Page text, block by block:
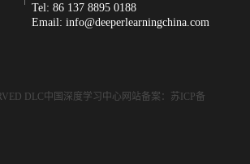
Tel: 86 137 8895 0188
Email: info@deeperlearningchina.com
DLC中国深度学习中心 网站备案：苏ICP备